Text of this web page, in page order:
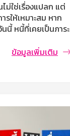
ม่ใช่เรื่องแปลก แต่
ให้เหมาะสม หาก
นี้ หนี้ที่เคยเป็นภาระ
ำเทคนิคเหล่านี้ไป
ข้อมูลเพิ่มเติม